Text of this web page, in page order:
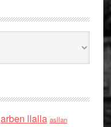
arben llalla asllan